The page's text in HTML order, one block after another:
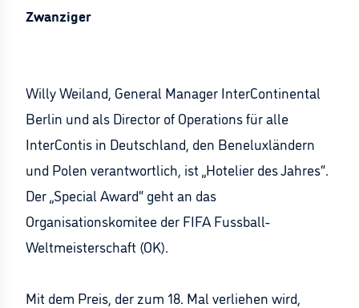
Zwanziger
Willy Weiland, General Manager InterContinental
Berlin und als Director of Operations für alle
InterContis in Deutschland, den Beneluxländern
und Polen verantwortlich, ist „Hotelier des Jahres“.
Der „Special Award“ geht an das
Organisationskomitee der FIFA Fussball-
Weltmeisterschaft (OK).
Mit dem Preis, der zum 18. Mal verliehen wird,